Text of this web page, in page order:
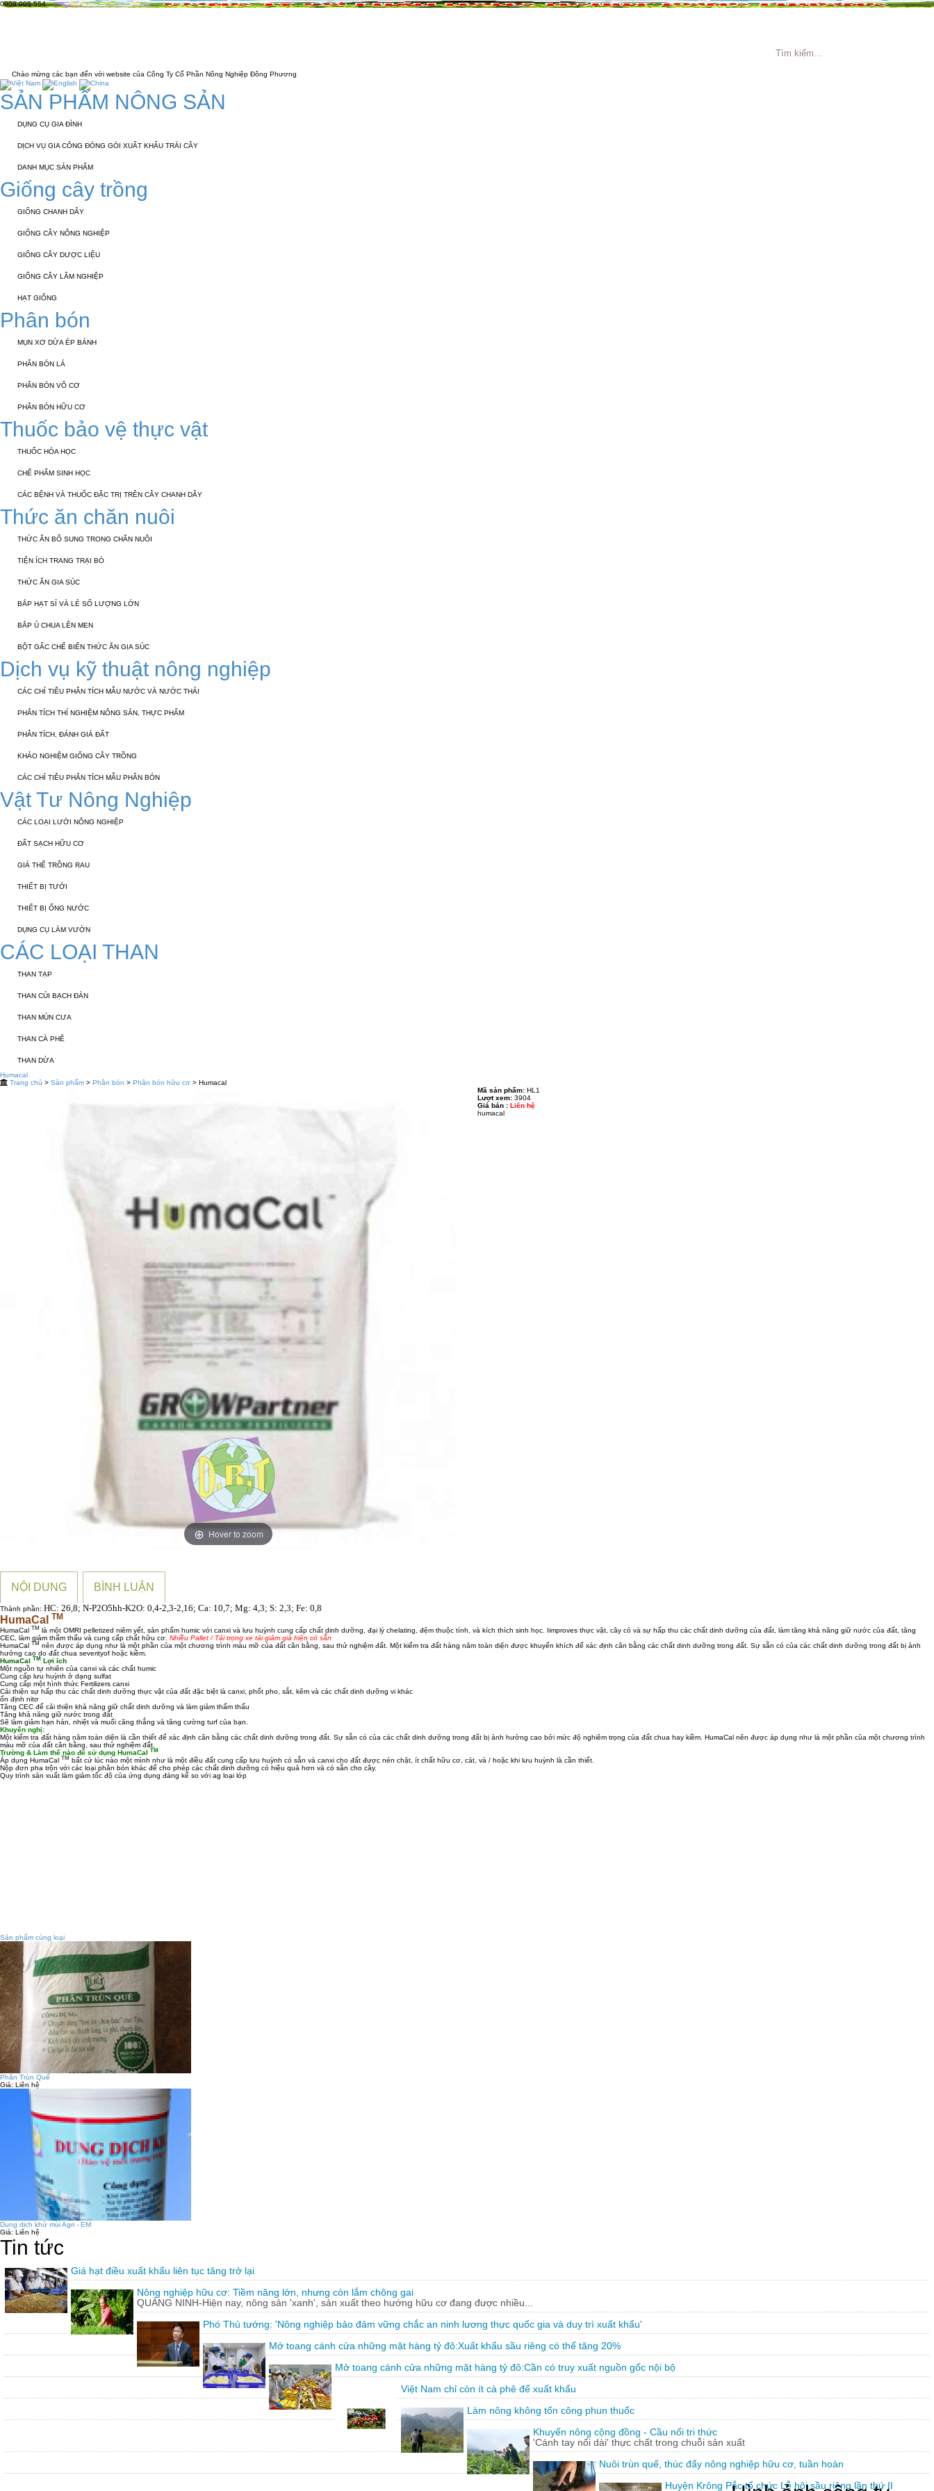
0908 005 554
các bạn đến với website của Công Ty Cổ Phần Nông Nghiệp Đông Phương
SẢN PHẨM NÔNG SẢN
DỤNG CỤ GIA ĐÌNH
DỊCH VỤ GIA CÔNG ĐÓNG GÓI XUẤT KHẨU TRÁI CÂY
DANH MỤC SẢN PHẨM
Giống cây trồng
GIỐNG CHANH DÂY
GIỐNG CÂY NÔNG NGHIỆP
GIỐNG CÂY DƯỢC LIỆU
GIỐNG CÂY LÂM NGHIỆP
HẠT GIỐNG
Phân bón
MỤN XƠ DỪA ÉP BÁNH
PHÂN BÓN LÁ
PHÂN BÓN VÔ CƠ
PHÂN BÓN HỮU CƠ
Thuốc bảo vệ thực vật
THUỐC HÓA HỌC
CHẾ PHẨM SINH HỌC
CÁC BỆNH VÀ THUỐC ĐẶC TRỊ TRÊN CÂY CHANH DÂY
Thức ăn chăn nuôi
THỨC ĂN BỔ SUNG TRONG CHĂN NUÔI
TIỆN ÍCH TRANG TRẠI BÒ
THỨC ĂN GIA SÚC
BẮP HẠT SỈ VÀ LẺ SỐ LƯỢNG LỚN
BẮP Ủ CHUA LÊN MEN
BỘT GẤC CHẾ BIẾN THỨC ĂN GIA SÚC
Dịch vụ kỹ thuật nông nghiệp
CÁC CHỈ TIÊU PHÂN TÍCH MẪU NƯỚC VÀ NƯỚC THẢI
PHÂN TÍCH THÍ NGHIỆM NÔNG SẢN, THỰC PHẨM
PHÂN TÍCH, ĐÁNH GIÁ ĐẤT
KHẢO NGHIỆM GIỐNG CÂY TRỒNG
CÁC CHỈ TIÊU PHÂN TÍCH MẪU PHÂN BÓN
Vật Tư Nông Nghiệp
CÁC LOẠI LƯỚI NÔNG NGHIỆP
ĐẤT SẠCH HỮU CƠ
GIÁ THỂ TRỒNG RAU
THIẾT BỊ TƯỚI
THIẾT BỊ ỐNG NƯỚC
DỤNG CỤ LÀM VƯỜN
CÁC LOẠI THAN
THAN TẠP
THAN CỦI BẠCH ĐÀN
THAN MÙN CƯA
THAN CÀ PHÊ
THAN DỪA
Humacal
Trang chủ > Sản phẩm > Phân bón > Phân bón hữu cơ > Humacal
Hover to zoom
Mã sản phẩm: HL1
Lượt xem: 3904
Giá bán : Liên hệ
humacal
NỘI DUNG BÌNH LUẬN
Thành phần: HC: 26,8; N-P2O5hh-K2O: 0,4-2,3-2,16; Ca: 10,7; Mg: 4,3; S: 2,3; Fe: 0,8
HumaCal TM
HumaCal TM là một OMRI pelletized niêm yết, sản phẩm humic với canxi và lưu huỳnh cung cấp chất dinh dưỡng, đại lý chelating, đệm thuộc tính, và kích thích sinh học. Iimproves thực vật, cây cỏ và sự hấp thu các chất dinh dưỡng của đất, làm tăng khả năng giữ nước của đất, tăng
CEC, làm giảm thẩm thấu và cung cấp chất hữu cơ. Nhiều Pallet / Tải trọng xe tải giảm giá hiện có sẵn
HumaCal TM nên được áp dụng như là một phần của một chương trình màu mỡ của đất cân bằng, sau thử nghiệm đất. Một kiểm tra đất hàng năm toàn diện được khuyến khích để xác định cân bằng các chất dinh dưỡng trong đất. Sự sẵn có của các chất dinh dưỡng trong đất bị ảnh
hưởng cao do đất chua severityof hoặc kiềm.
HumaCal TM Lợi ích
Một nguồn tự nhiên của canxi và các chất humic
Cung cấp lưu huỳnh ở dạng sulfat
Cung cấp một hình thức Fertilizers canxi
Cải thiện sự hấp thu các chất dinh dưỡng thực vật của đất đặc biệt là canxi, phốt pho, sắt, kẽm và các chất dinh dưỡng vi khác
ổn định nitơ
Tăng CEC để cải thiện khả năng giữ chất dinh dưỡng và làm giảm thẩm thấu
Tăng khả năng giữ nước trong đất
Sẽ làm giảm hạn hán, nhiệt và muối căng thẳng và tăng cường turf của bạn.
Khuyến nghị:
Một kiểm tra đất hàng năm toàn diện là cần thiết để xác định cân bằng các chất dinh dưỡng trong đất. Sự sẵn có của các chất dinh dưỡng trong đất bị ảnh hưởng cao bởi mức độ nghiêm trọng của đất chua hay kiềm. HumaCal nên được áp dụng như là một phần của một chương trình
màu mỡ của đất cân bằng, sau thử nghiệm đất.
Trường & Làm thế nào để sử dụng HumaCal TM
Áp dụng HumaCal TM bất cứ lúc nào một mình như là một điều đất cung cấp lưu huỳnh có sẵn và canxi cho đất được nén chặt, ít chất hữu cơ, cát, và / hoặc khi lưu huỳnh là cần thiết.
Nộp đơn pha trộn với các loại phân bón khác để cho phép các chất dinh dưỡng có hiệu quả hơn và có sẵn cho cây.
Quy trình sản xuất làm giảm tốc độ của ứng dụng đáng kể so với ag loại lớp
Sản phẩm cùng loại
Phân Trùn Quế
Giá: Liên hệ
Dung dịch khử mùi Agri - EM
Giá: Liên hệ
Tin tức
Giá hạt điều xuất khẩu liên tục tăng trở lại
Nông nghiệp hữu cơ: Tiềm năng lớn, nhưng còn lắm chông gai
QUẢNG NINH-Hiện nay, nông sản 'xanh', sản xuất theo hướng hữu cơ đang được nhiều...
Phó Thủ tướng: 'Nông nghiệp bảo đảm vững chắc an ninh lương thực quốc gia và duy trì xuất khẩu'
Mở toang cánh cửa những mặt hàng tỷ đô:Xuất khẩu sầu riêng có thể tăng 20%
Mở toang cánh cửa những mặt hàng tỷ đô:Cần có truy xuất nguồn gốc nội bộ
Việt Nam chỉ còn ít cà phê để xuất khẩu
Làm nông không tốn công phun thuốc
Khuyến nông cộng đồng - Cầu nối tri thức
'Cánh tay nối dài' thực chất trong chuỗi sản xuất
Nuôi trùn quế, thúc đẩy nông nghiệp hữu cơ, tuần hoàn
Huyện Krông Pắc tổ chức Lễ hội sầu riêng lần thứ II